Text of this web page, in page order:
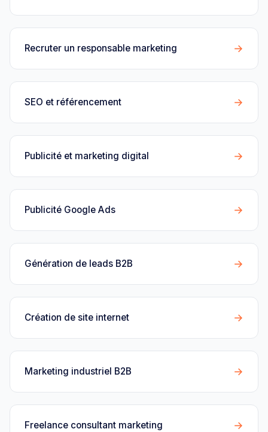
Recruter un responsable marketing →
SEO et référencement →
Publicité et marketing digital →
Publicité Google Ads →
Génération de leads B2B →
Création de site internet →
Marketing industriel B2B →
Freelance consultant marketing →